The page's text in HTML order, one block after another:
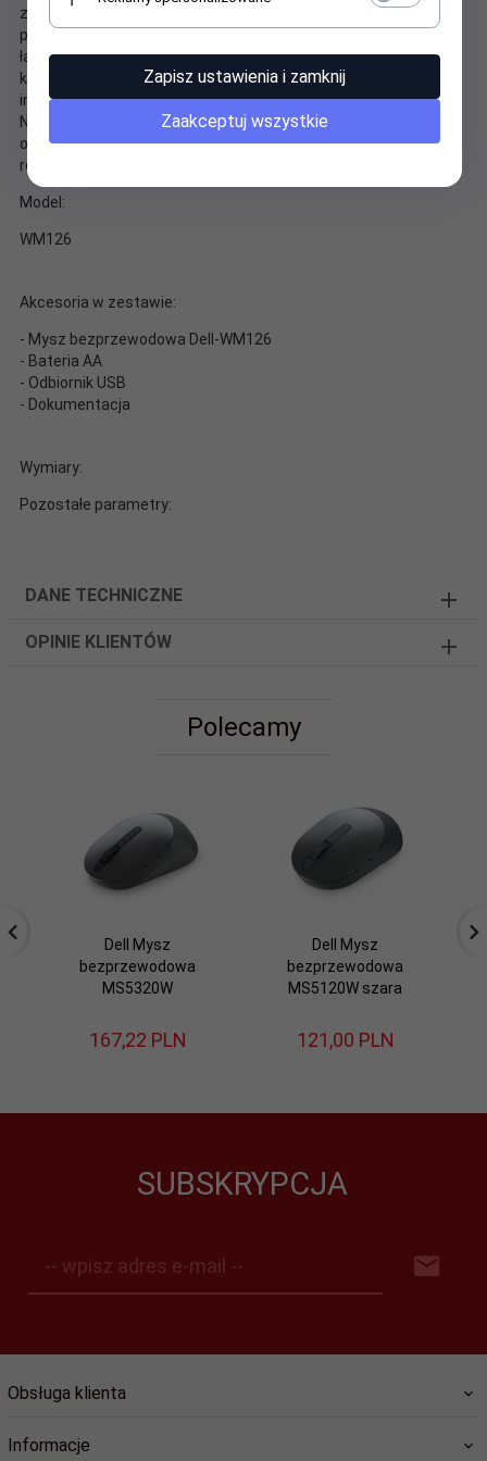
zastosowaniu bezprzewodowego modułu radiowego
podłączonego do portu USB. Funkcja plug-and-play umożliwia
łatwą instalację, dzięki czemu użytkownicy mogą rozpocząć
korzystanie z myszy w ciągu kilku minut, bez konieczności
instalacji oprogramowania czy przeprowadzania konfiguracji.
Niewielki rozmiar i bezprzewodowa praca sprawiają, że
optyczna mysz bezprzewodowa WM126 to znakomite
rozwiązanie dla użytkowników mobilnych.
Model:
WM126
Akcesoria w zestawie:
- Mysz bezprzewodowa Dell-WM126
- Bateria AA
- Odbiornik USB
- Dokumentacja
Wymiary:
Pozostałe parametry:
DANE TECHNICZNE
OPINIE KLIENTÓW
Polecamy
Dell Mysz
bezprzewodowa
MS5320W
167,22 PLN
Dell Mysz
bezprzewodowa
MS5120W szara
121,00 PLN
SUBSKRYPCJA
-- wpisz adres e-mail --
Obsługa klienta
Informacje
Zapisz ustawienia i zamknij
Zaakceptuj wszystkie